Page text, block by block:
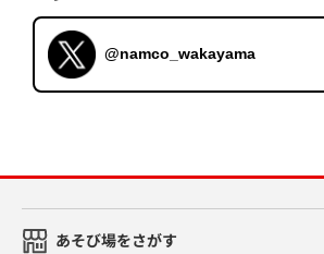
@namco_wakayama
あそび場をさがす